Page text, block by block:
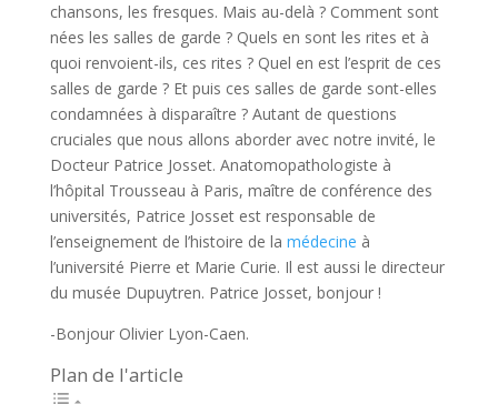
chansons, les fresques. Mais au-delà ? Comment sont
nées les salles de garde ? Quels en sont les rites et à
quoi renvoient-ils, ces rites ? Quel en est l’esprit de ces
salles de garde ? Et puis ces salles de garde sont-elles
condamnées à disparaître ? Autant de questions
cruciales que nous allons aborder avec notre invité, le
Docteur Patrice Josset. Anatomopathologiste à
l’hôpital Trousseau à Paris, maître de conférence des
universités, Patrice Josset est responsable de
l’enseignement de l’histoire de la médecine à
l’université Pierre et Marie Curie. Il est aussi le directeur
du musée Dupuytren. Patrice Josset, bonjour !
-Bonjour Olivier Lyon-Caen.
Plan de l'article